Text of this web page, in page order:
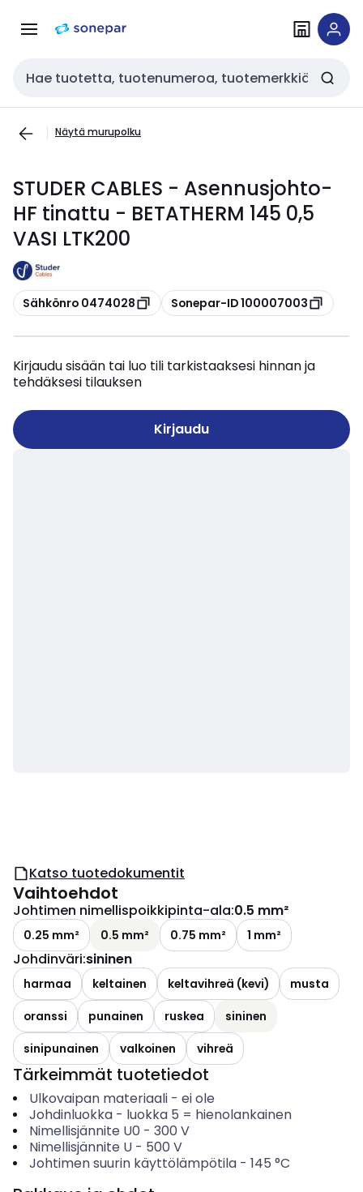
navigointiinsisältöön
Haku
Näytä murupolku
STUDER CABLES - Asennusjohto-
HF tinattu - BETATHERM 145 0,5
VASI LTK200
Kopioi
Sähkönro 0474028 Kopioi
Sonepar-ID 100007003
Kirjaudu sisään tai luo tili tarkistaaksesi hinnan ja
tehdäksesi tilauksen
Kirjaudu
Katso tuotedokumentit
Vaihtoehdot
Johtimen nimellispoikkipinta-ala:0.5 mm²
0.25 mm² 0.5 mm² 0.75 mm² 1 mm²
Johdinväri:sininen
harmaa keltainen keltavihreä (kevi)
musta
oranssi
punainen ruskea
sininen
sinipunainen
valkoinen vihreä
Tärkeimmät tuotetiedot
Ulkovaipan materiaali- ei ole
Johdinluokka- luokka 5 = hienolankainen
Nimellisjännite U0 - 300 V
Nimellisjännite U- 500 V
Johtimen suurin käyttölämpötila- 145 °C